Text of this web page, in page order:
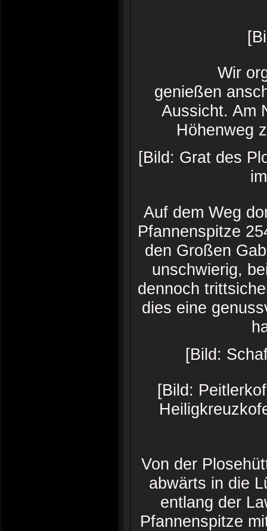
Wir
genießen
Aussicht. Am
Höhenweg
[Bild: Grat des
Auf dem Weg
Pfannenspitze
den Großen
unschwierig,
dennoch
dies eine
[Bild:
[Bild:
Von der
abwärts in die
entlang der
Pfannenspitze